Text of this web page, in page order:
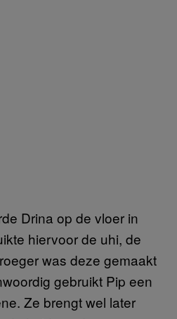
Drina op de vloer in
hiervoor de uhi, de
was deze gemaakt
gebruikt Pip een
Ze brengt wel later